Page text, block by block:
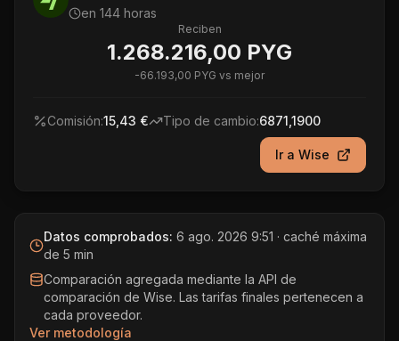
en 144 horas
Reciben
1.268.216,00 PYG
-66.193,00 PYG vs mejor
Comisión:15,43 € Tipo de cambio:6871,1900
Ir a Wise
Datos comprobados: 6 ago. 2026 9:51 · caché máxima
de 5 min
Comparación agregada mediante la API de
comparación de Wise. Las tarifas finales pertenecen a
cada proveedor.
Ver metodología